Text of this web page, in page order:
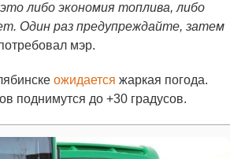
либо экономия топлива, либо
Один раз предупреждайте, затем
мэр.
ожидается жаркая погода.
поднимутся до +30 градусов.